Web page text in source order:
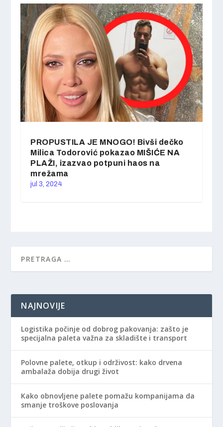
PROPUSTILA JE MNOGO! Bivši dečko
Milica Todorović pokazao MIŠIĆE NA
PLAŽI, izazvao potpuni haos na
mrežama
jul 3, 2024
NAJNOVIJE
Logistika počinje od dobrog pakovanja: zašto je
specijalna paleta važna za skladište i transport
Polovne palete, otkup i održivost: kako drvena
ambalaža dobija drugi život
Kako obnovljene palete pomažu kompanijama da
smanje troškove poslovanja